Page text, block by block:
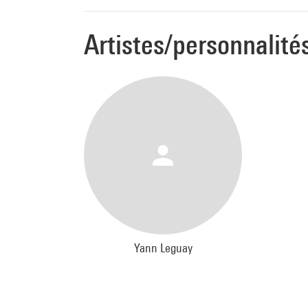
Artistes/
Yann Leguay